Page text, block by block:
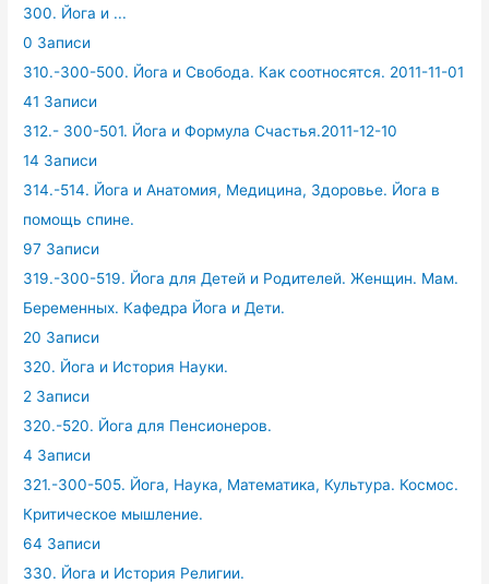
300. Йога и ...
0 Записи
310.-300-500. Йога и Свобода. Как соотносятся. 2011-11-01
41 Записи
312.- 300-501. Йога и Формула Счастья.2011-12-10
14 Записи
314.-514. Йога и Анатомия, Медицина, Здоровье. Йога в
помощь спине.
97 Записи
319.-300-519. Йога для Детей и Родителей. Женщин. Мам.
Беременных. Кафедра Йога и Дети.
20 Записи
320. Йога и История Науки.
2 Записи
320.-520. Йога для Пенсионеров.
4 Записи
321.-300-505. Йога, Наука, Математика, Культура. Космос.
Критическое мышление.
64 Записи
330. Йога и История Религии.